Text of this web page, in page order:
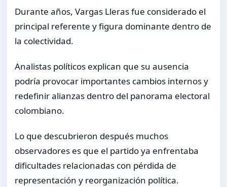
Durante años, Vargas Lleras fue considerado el
principal referente y figura dominante dentro de
la colectividad.
Analistas políticos explican que su ausencia
podría provocar importantes cambios internos y
redefinir alianzas dentro del panorama electoral
colombiano.
Lo que descubrieron después muchos
observadores es que el partido ya enfrentaba
dificultades relacionadas con pérdida de
representación y reorganización política.